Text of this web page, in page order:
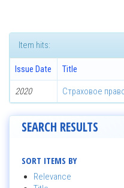
Item hits:
Issue Date Title
2020 Страховое
SEARCH RESULTS
SORT ITEMS BY
Relevance